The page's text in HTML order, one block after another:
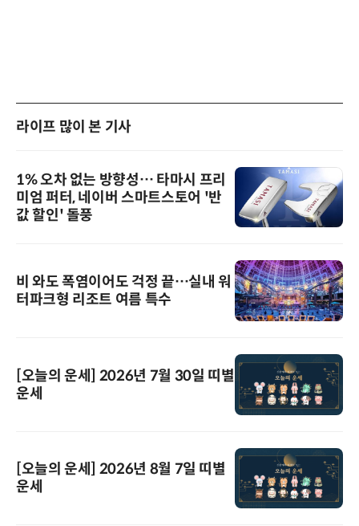
라이프 많이 본 기사
1% 오차 없는 방향성… 타마시 프리
미엄 퍼터, 네이버 스마트스토어 '반
값 할인' 돌풍
비 와도 폭염이어도 걱정 끝…실내 워
터파크형 리조트 여름 특수
[오늘의 운세] 2026년 7월 30일 띠별
운세
[오늘의 운세] 2026년 8월 7일 띠별
운세